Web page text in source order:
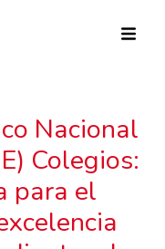
Nacional
Colegios:
para el